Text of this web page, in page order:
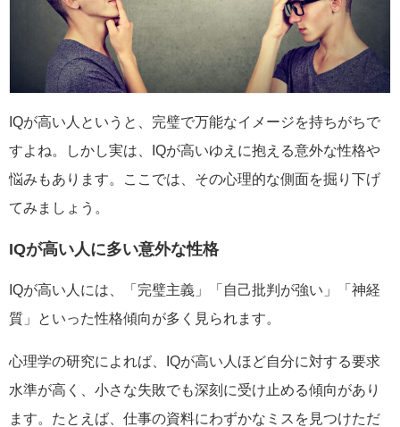
IQが高い人というと、完璧で万能なイメージを持ちがちで
すよね。しかし実は、IQが高いゆえに抱える意外な性格や
悩みもあります。ここでは、その心理的な側面を掘り下げ
てみましょう。
IQが高い人に多い意外な性格
IQが高い人には、「完璧主義」「自己批判が強い」「神経
質」といった性格傾向が多く見られます。
心理学の研究によれば、IQが高い人ほど自分に対する要求
水準が高く、小さな失敗でも深刻に受け止める傾向があり
ます。たとえば、仕事の資料にわずかなミスを見つけただ